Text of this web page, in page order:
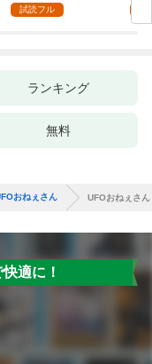
試読フル
ランキング
無料
おねぇさん UFOおねぇさん
適に！